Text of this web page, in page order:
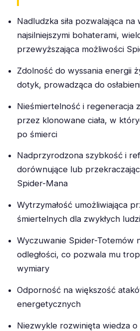
Nadludzka siła pozwalająca na
najsilniejszymi bohaterami,
przewyższająca możliwości
Zdolność do wyssania energii
dotyk, prowadząca do
Nieśmiertelność i regeneracja
przez klonowane ciała, w
po śmierci
Nadprzyrodzona szybkość i
dorównujące lub
Spider-Mana
Wytrzymałość umożliwiająca
śmiertelnych dla zwykłych ludzi
Wyczuwanie Spider-Totemów
odległości, co pozwala mu
wymiary
Odporność na większość
energetycznych
Niezwykle rozwinięta wiedza